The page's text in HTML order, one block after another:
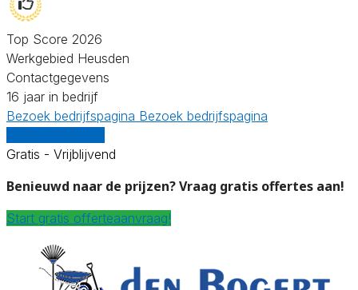
Top Score 2026
Werkgebied Heusden
Contactgegevens
16 jaar in bedrijf
Bezoek bedrijfspagina Bezoek bedrijfspagina
Gratis - Vrijblijvend
Benieuwd naar de prijzen? Vraag gratis offertes aan!
Start gratis offerteaanvraag!